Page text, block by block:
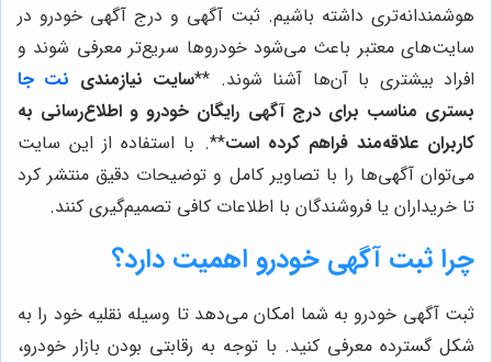
هوشمندانه‌تری داشته باشیم. ثبت آگهی و درج آگهی خودرو در
سایت‌های معتبر باعث می‌شود خودروها سریع‌تر معرفی شوند و
افراد بیشتری با آن‌ها آشنا شوند. **سایت نیازمندی نت جا
بستری مناسب برای درج آگهی رایگان خودرو و اطلاع‌رسانی به
کاربران علاقه‌مند فراهم کرده است**. با استفاده از این سایت
می‌توان آگهی‌ها را با تصاویر کامل و توضیحات دقیق منتشر کرد
تا خریداران یا فروشندگان با اطلاعات کافی تصمیم‌گیری کنند.
چرا ثبت آگهی خودرو اهمیت دارد؟
ثبت آگهی خودرو به شما امکان می‌دهد تا وسیله نقلیه خود را به
شکل گسترده معرفی کنید. با توجه به رقابتی بودن بازار خودرو،